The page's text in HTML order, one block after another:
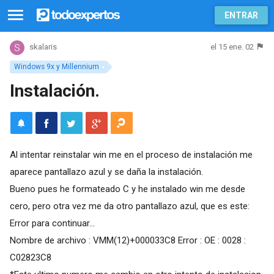
ENTRAR
Windows 9x y Millennium
skalaris el 15 ene. 02
Instalación.
Al intentar reinstalar win me en el proceso de instalación me
aparece pantallazo azul y se daña la instalación.
Bueno pues he formateado C y he instalado win me desde
cero, pero otra vez me da otro pantallazo azul, que es este:
Error para continuar...
Nombre de archivo : VMM(12)+000033C8 Error : OE : 0028 :
C02823C8